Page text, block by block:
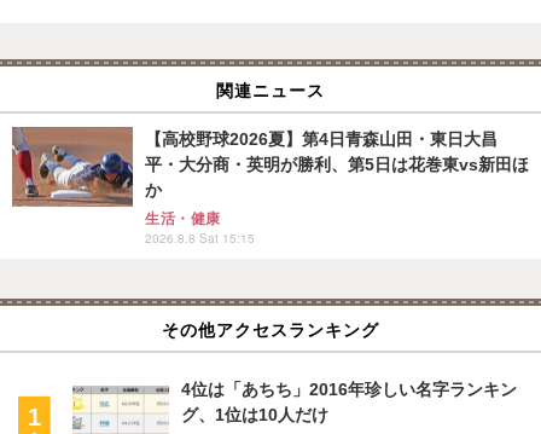
関連ニュース
【高校野球2026夏】第4日青森山田・東日大昌
平・大分商・英明が勝利、第5日は花巻東vs新田ほ
か
生活・健康
2026.8.8 Sat 15:15
その他アクセスランキング
4位は「あちち」2016年珍しい名字ランキン
グ、1位は10人だけ